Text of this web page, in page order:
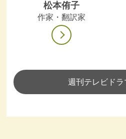
松本侑子
作家・翻訳家
週刊テレビドラ